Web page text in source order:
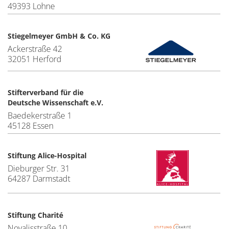
49393 Lohne
Stiegelmeyer GmbH & Co. KG
Ackerstraße 42
32051 Herford
Stifterverband für die
Deutsche Wissenschaft e.V.
Baedekerstraße 1
45128 Essen
Stiftung Alice-Hospital
Dieburger Str. 31
64287 Darmstadt
Stiftung Charité